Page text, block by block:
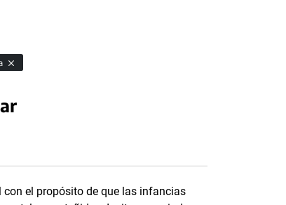
el propósito de que las infancias